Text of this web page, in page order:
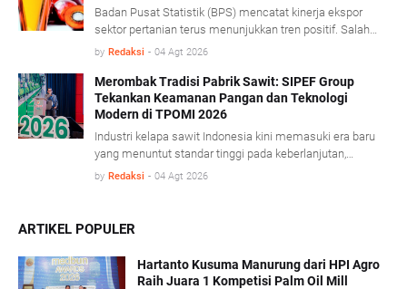
membangun kemitraan yang lebih kuat antara
perusahaan dan pekebun rakyat.
Badan Pusat Statistik (BPS) mencatat kinerja ekspor
sektor pertanian terus menunjukkan tren positif. Salah
satu pendorong kinerja tersebut berasal dari komoditas
turunannya yang mencatat pertumbuhan ekspor cukup
signifikan. BPS mencatat, sepanjang Januari- Juni 2026
nilai ekspor CPO dan produk turunannya tumbuh 7,32
persen dibandingkan periode yang sama tahun lalu,
didorong penguatan harga CPO di pasar global.
by Redaksi - 04 Agt 2026
Merombak Tradisi Pabrik Sawit: SIPEF Group
Tekankan Keamanan Pangan dan Teknologi
Modern di TPOMI 2026
Industri kelapa sawit Indonesia kini memasuki era baru
yang menuntut standar tinggi pada keberlanjutan,
keamanan pangan, dan adaptasi teknologi modern.
Sumatera Utara, Kamis (9/7/2026), SIPEF Group/PT
merombak tradisi operasional lama demi menjawab
tantangan pasar global.
by Redaksi - 04 Agt 2026
ARTIKEL POPULER
Hartanto Kusuma Manurung dari HPI Agro
Raih Juara 1 Kompetisi Palm Oil Mill